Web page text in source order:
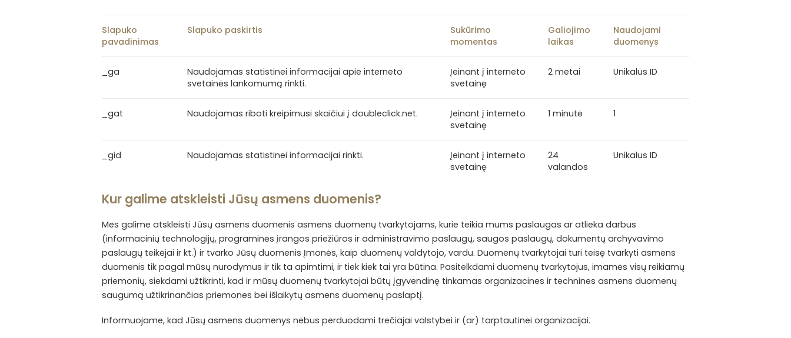
Slapuko
pavadinimas
Slapuko paskirtis
Sukūrimo
momentas
Galiojimo
laikas
Naudojami
duomenys
_ga
Naudojamas statistinei informacijai apie interneto
svetainės lankomumą rinkti.
Įeinant į interneto
svetainę
2 metai Unikalus ID
_gat Naudojamas riboti kreipimusi skaičiui į doubleclick.net.
Įeinant į interneto
svetainę
1 minutė 1
_gid Naudojamas statistinei informacijai rinkti.
Įeinant į interneto
svetainę
24
valandos
Unikalus ID
Kur galime atskleisti Jūsų asmens duomenis?
Mes galime atskleisti Jūsų asmens duomenis asmens duomenų tvarkytojams, kurie teikia mums paslaugas ar atlieka darbus
(informacinių technologijų, programinės įrangos priežiūros ir administravimo paslaugų, saugos paslaugų, dokumentų archyvavimo
paslaugų teikėjai ir kt.) ir tvarko Jūsų duomenis Įmonės, kaip duomenų valdytojo, vardu. Duomenų tvarkytojai turi teisę tvarkyti asmens
duomenis tik pagal mūsų nurodymus ir tik ta apimtimi, ir tiek kiek tai yra būtina. Pasitelkdami duomenų tvarkytojus, imamės visų reikiamų
priemonių, siekdami užtikrinti, kad ir mūsų duomenų tvarkytojai būtų įgyvendinę tinkamas organizacines ir technines asmens duomenų
saugumą užtikrinančias priemones bei išlaikytų asmens duomenų paslaptį.
Informuojame, kad Jūsų asmens duomenys nebus perduodami trečiajai valstybei ir (ar) tarptautinei organizacijai.